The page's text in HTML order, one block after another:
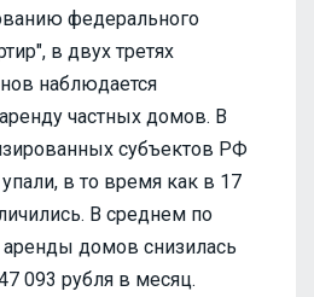
федерального
в двух третях
наблюдается
частных домов. В
субъектов РФ
в то время как в 17
В среднем по
аренды домов снизилась
093 рубля в месяц.